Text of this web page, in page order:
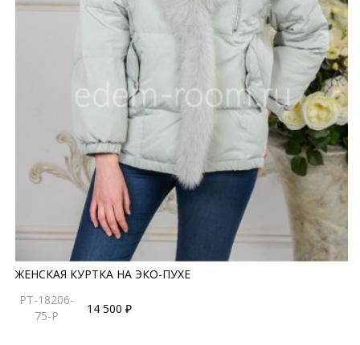
ЖЕНСКАЯ КУРТКА НА ЭКО-ПУХЕ
PT-18206-
75-P
14 500 ₽